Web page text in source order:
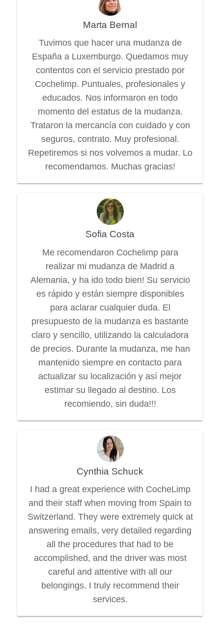
Marta Bernal
Tuvimos que hacer una mudanza de
España a Luxemburgo. Quedamos muy
contentos con el servicio prestado por
Cochelimp. Puntuales, profesionales y
educados. Nos informaron en todo
momento del estatus de la mudanza.
Trataron la mercancía con cuidado y con
seguros, contrato. Muy profesional.
Repetiremos si nos volvemos a mudar. Lo
recomendamos. Muchas gracias!
Sofia Costa
Me recomendaron Cochelimp para
realizar mi mudanza de Madrid a
Alemania, y ha ido todo bien! Su servicio
es rápido y están siempre disponibles
para aclarar cualquier duda. El
presupuesto de la mudanza es bastante
claro y sencillo, utilizando la calculadora
de precios. Durante la mudanza, me han
mantenido siempre en contacto para
actualizar su localización y así mejor
estimar su llegado al destino. Los
recomiendo, sin duda!!!
Cynthia Schuck
I had a great experience with CocheLimp
and their staff when moving from Spain to
Switzerland. They were extremely quick at
answering emails, very detailed regarding
all the procedures that had to be
accomplished, and the driver was most
careful and attentive with all our
belongings. I truly recommend their
services.